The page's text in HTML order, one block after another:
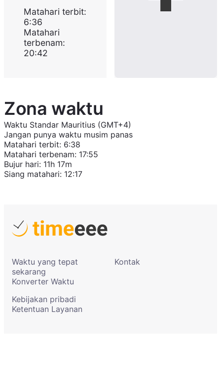
Matahari terbit:
6:36
Matahari
terbenam:
20:42
Zona waktu
Waktu Standar Mauritius (GMT+4)
Jangan punya waktu musim panas
Matahari terbit: 6:38
Matahari terbenam: 17:55
Bujur hari: 11h 17m
Siang matahari: 12:17
Waktu yang tepat
sekarang
Konverter Waktu
Kontak
Kebijakan pribadi
Ketentuan Layanan